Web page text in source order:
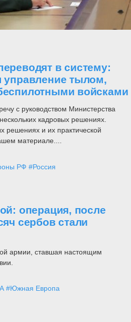
в систему:
управление тылом,
войсками
с руководством Министерства
кадровых решениях.
решениях и их практической
материале....
РФ #Россия
операция, после
сербов стали
армии, ставшая настоящим
#Южная Европа